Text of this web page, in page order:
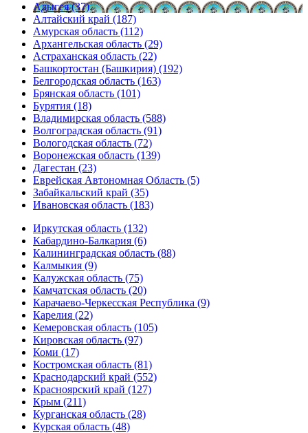
Адыгея (37)
Алтайский край (187)
Амурская область (112)
Архангельская область (29)
Астраханская область (22)
Башкортостан (Башкирия) (192)
Белгородская область (163)
Брянская область (101)
Бурятия (18)
Владимирская область (588)
Волгоградская область (91)
Вологодская область (72)
Воронежская область (139)
Дагестан (23)
Еврейская Автономная Область (5)
Забайкальский край (35)
Ивановская область (183)
Иркутская область (132)
Кабардино-Балкария (6)
Калининградская область (88)
Калмыкия (9)
Калужская область (75)
Камчатская область (20)
Карачаево-Черкесская Республика (9)
Карелия (22)
Кемеровская область (105)
Кировская область (97)
Коми (17)
Костромская область (81)
Краснодарский край (552)
Красноярский край (127)
Крым (211)
Курганская область (28)
Курская область (48)